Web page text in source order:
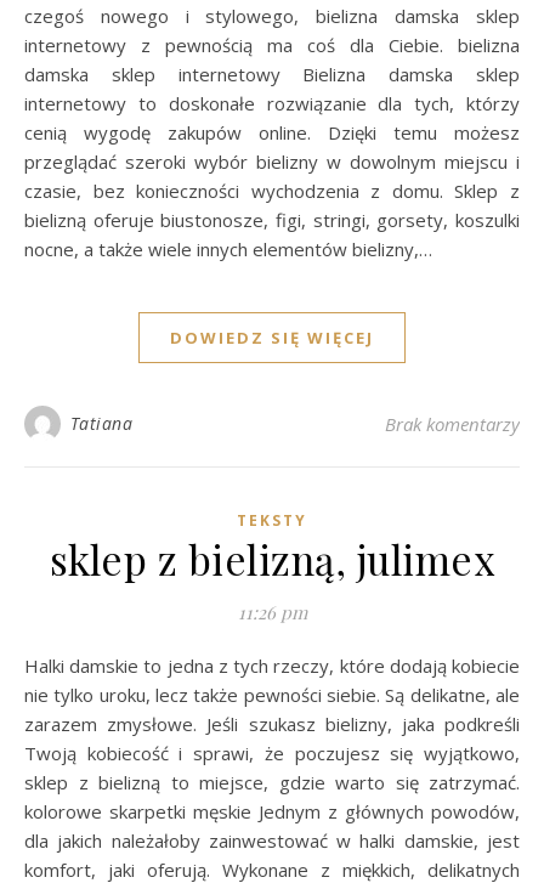
czegoś nowego i stylowego, bielizna damska sklep
internetowy z pewnością ma coś dla Ciebie. bielizna
damska sklep internetowy Bielizna damska sklep
internetowy to doskonałe rozwiązanie dla tych, którzy
cenią wygodę zakupów online. Dzięki temu możesz
przeglądać szeroki wybór bielizny w dowolnym miejscu i
czasie, bez konieczności wychodzenia z domu. Sklep z
bielizną oferuje biustonosze, figi, stringi, gorsety, koszulki
nocne, a także wiele innych elementów bielizny,…
DOWIEDZ SIĘ WIĘCEJ
Tatiana Brak komentarzy
TEKSTY
sklep z bielizną, julimex
11:26 pm
Halki damskie to jedna z tych rzeczy, które dodają kobiecie
nie tylko uroku, lecz także pewności siebie. Są delikatne, ale
zarazem zmysłowe. Jeśli szukasz bielizny, jaka podkreśli
Twoją kobiecość i sprawi, że poczujesz się wyjątkowo,
sklep z bielizną to miejsce, gdzie warto się zatrzymać.
kolorowe skarpetki męskie Jednym z głównych powodów,
dla jakich należałoby zainwestować w halki damskie, jest
komfort, jaki oferują. Wykonane z miękkich, delikatnych